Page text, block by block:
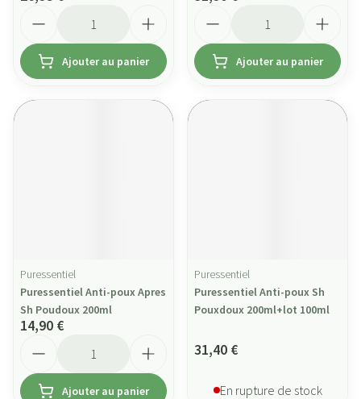
Ajouter au panier Ajouter au panier
Puressentiel
Puressentiel Anti-poux Apres
Sh Poudoux 200ml
14,90 €
Ajouter au panier
Puressentiel
Puressentiel Anti-poux Sh
Pouxdoux 200ml+lot 100ml
31,40 €
En rupture de stock